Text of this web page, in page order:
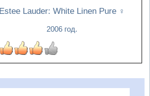
Estee Lauder: White Linen Pure ♀
2006 год.